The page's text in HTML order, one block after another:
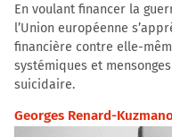
En voulant financer la
l’Union européenne
financière contre elle-
systémiques et
suicidaire.
Georges Renard-